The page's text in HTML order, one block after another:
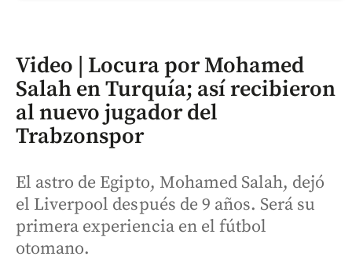
Video | Locura por Mohamed
Salah en Turquía; así recibieron
al nuevo jugador del
Trabzonspor
El astro de Egipto, Mohamed Salah, dejó
el Liverpool después de 9 años. Será su
primera experiencia en el fútbol
otomano.